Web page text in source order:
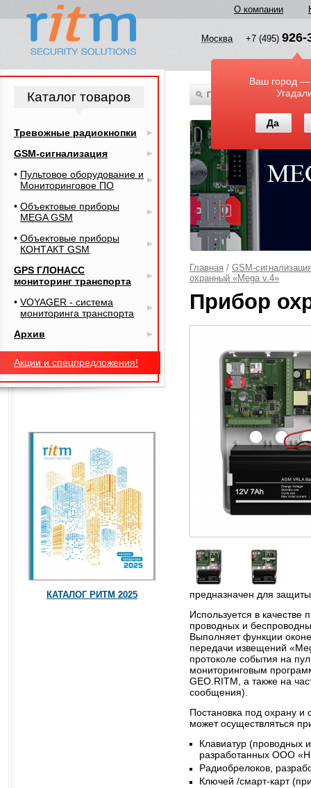
О компании
Москва +7 (495) 926-
Ваш город —
Да
По всему каталогу
Главная / GSM-
охранный «Mega v.4»
Прибор
предназначен для
Используется в качестве
проводных и
Выполняет функции
передачи извещений
протоколе события на
мониторинговым
GEO.RITM, а также на
сообщения).
Постановка под охрану и
может осуществляться
Клавиатур (проводных
разработанных ООО
Радиобрелоков,
Ключей /смарт-карт
Каталог товаров
Тревожные радиокнопки
GSM-сигнализация
Пультовое оборудование и
Мониторинговое ПО
Объектовые приборы
MEGA GSM
Объектовые приборы
КОНТАКТ GSM
GPS ГЛОНАСС
мониторинг транспорта
VOYAGER - система
мониторинга транспорта
Архив
Акции и спецпредложения!
КАТАЛОГ РИТМ 2025